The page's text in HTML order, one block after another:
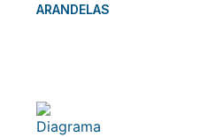
ARANDELAS